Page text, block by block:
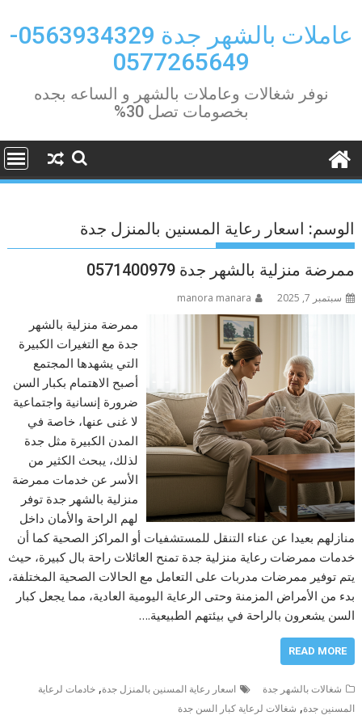
content
عاملات بالشهر جدة 0563934329-
0577265649
نوفر شغالات وعاملات بالشهر و الساعه بجده
بخصومات تصل 30%
الوسم: اسعار رعاية المسنين بالمنزل جدة
ممرضة منزلية بالشهر جدة 0571400979
سبتمبر 7, 2025 manora manara
ممرضة منزلية بالشهر
جدة مع التغيرات الكبيرة
التي يشهدها المجتمع
أصبح الاهتمام بكبار السن
ضرورة إنسانية واجتماعية
لا غنى عنها، خاصة في
المدن الكبيرة مثل جدة
لذلك، يبحث الكثير من
الأسر عن خدمات ممرضة
منزلية بالشهر جدة توفر
لهم الراحة والأمان داخل
منازلهم بعيدا عن عناء التنقل للمستشفيات أو المراكز الصحية كما أن
خدمات ممرضات رعاية منزلية جدة تمنح العائلات راحة بال كبيرة، حيث
يتم توفير ممرضات مدربات على التعامل مع الحالات الصحية المختلفة،
بدء من الأمراض المزمنة وحتى الرعاية اليومية العادية، مما يجعل كبار
السن يشعرون بالراحة في بيئتهم الطبيعية.…
READ MORE
شغالات بالشهر جدة اسعار رعاية المسنين بالمنزل جدة,خادمات لرعاية
المسنين جدة, شغالات لرعاية كبار السن جدة